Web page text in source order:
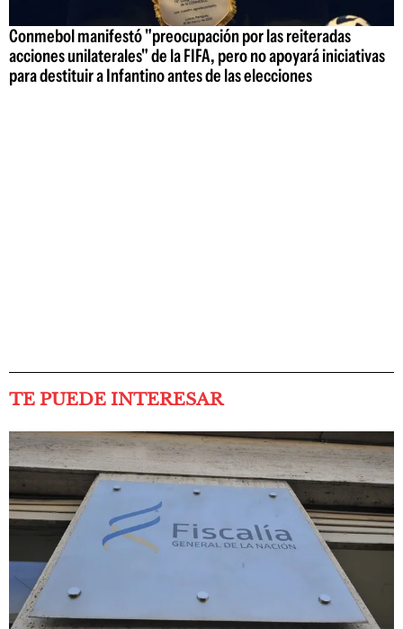
Conmebol manifestó "preocupación por las reiteradas
acciones unilaterales" de la FIFA, pero no apoyará iniciativas
para destituir a Infantino antes de las elecciones
TE PUEDE INTERESAR